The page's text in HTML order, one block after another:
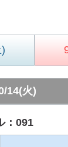
14(火)
：091